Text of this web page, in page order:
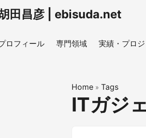
田昌彦 | ebisuda.net
ロフィール 専門領域 実績・プロジ
Home » Tags
ITガジ